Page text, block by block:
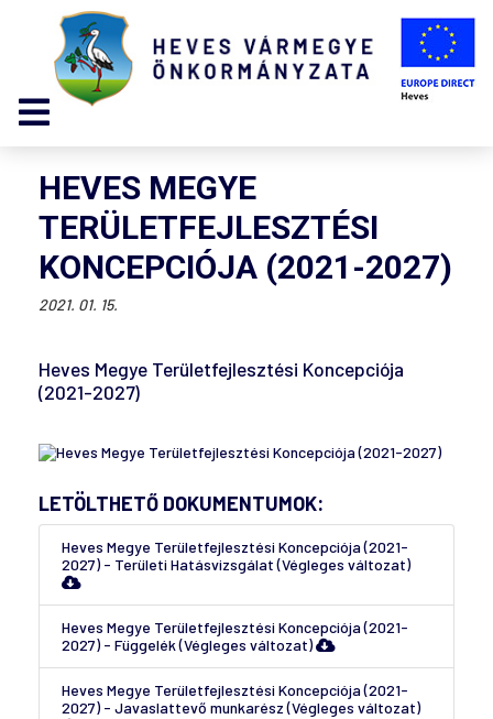
HEVES MEGYE
TERÜLETFEJLESZTÉSI
KONCEPCIÓJA (2021-2027)
2021. 01. 15.
Heves Megye Területfejlesztési Koncepciója
(2021-2027)
LETÖLTHETŐ DOKUMENTUMOK:
Heves Megye Területfejlesztési Koncepciója (2021-
2027) - Területi Hatásvizsgálat (Végleges változat)
Heves Megye Területfejlesztési Koncepciója (2021-
2027) - Függelék (Végleges változat)
Heves Megye Területfejlesztési Koncepciója (2021-
2027) - Javaslattevő munkarész (Végleges változat)